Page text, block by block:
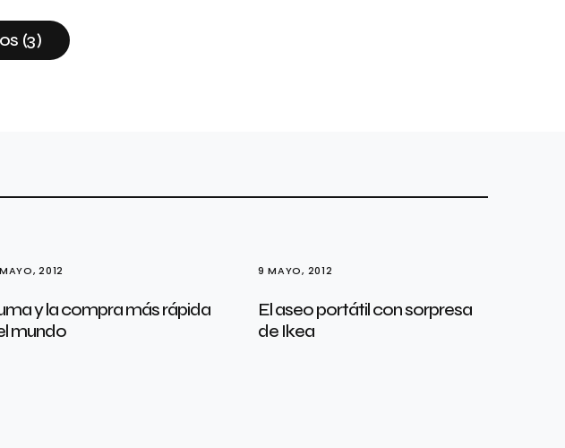
(3)
2012
y la compra más rápida
mundo
9 MAYO, 2012
El aseo portátil con sorpresa
de Ikea